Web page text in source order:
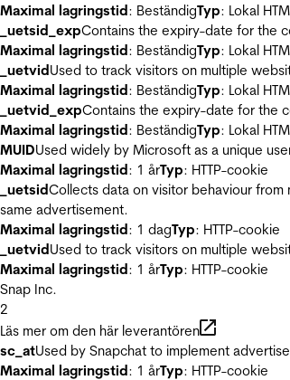
Maximal lagringstid: BeständigTyp: Lokal
_uetsid_expContains the expiry-date for the
Maximal lagringstid: BeständigTyp: Lokal
_uetvidUsed to track visitors on multiple
Maximal lagringstid: BeständigTyp: Lokal
_uetvid_expContains the expiry-date for the
Maximal lagringstid: BeständigTyp: Lokal
MUIDUsed widely by Microsoft as a unique
Maximal lagringstid: 1 årTyp: HTTP-cookie
_uetsidCollects data on visitor behaviour
same advertisement.
Maximal lagringstid: 1 dagTyp: HTTP-cookie
_uetvidUsed to track visitors on multiple
Maximal lagringstid: 1 årTyp: HTTP-cookie
Snap Inc.
2
Läs mer om den här leverantören
sc_atUsed by Snapchat to implement
Maximal lagringstid: 1 årTyp: HTTP-cookie